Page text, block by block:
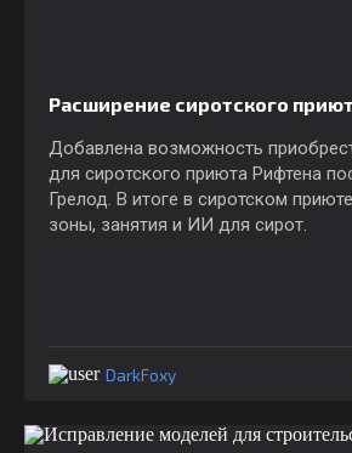
Расширение сиротского
Добавлена возможность
для сиротского приюта Рифтена
Грелод. В итоге в сиротском
зоны, занятия и ИИ для сирот.
DarkFoxy